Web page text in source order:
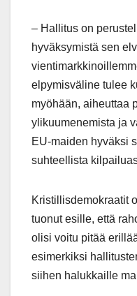
– Hallitus on
hyväksymistä sen
elpymisväline tulee
myöhään, aiheuttaa
ylikuumenemista ja
EU-maiden hyväksi
suhteellista
Kristillisdemokraatit
tuonut esille, että
olisi voitu pitää
esimerkiksi
siihen halukkaille